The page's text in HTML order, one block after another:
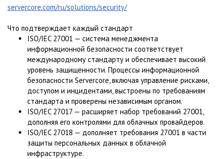
servercore.com/ru/solutions/security/
Что подтверждает каждый стандарт
ISO/IEC 27001 — система менеджмента
информационной безопасности соответствует
международному стандарту и обеспечивает высокий
уровень защищенности. Процессы информационной
безопасности Servercore, включая управление рисками,
доступом и инцидентами, выстроены по требованиям
стандарта и проверены независимым органом.
ISO/IEC 27017 — расширяет набор требований 27001,
дополняя его контролями для облачных провайдеров.
ISO/IEC 27018 — дополняет требования 27001 в части
защиты персональных данных в облачной
инфраструктуре.